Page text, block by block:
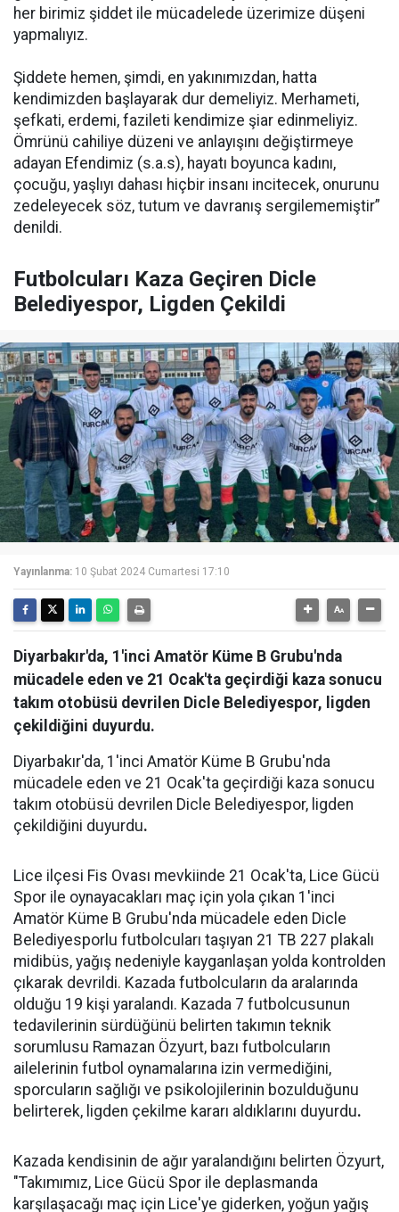
her birimiz şiddet ile mücadelede üzerimize düşeni
yapmalıyız.
Şiddete hemen, şimdi, en yakınımızdan, hatta
kendimizden başlayarak dur demeliyiz. Merhameti,
şefkati, erdemi, fazileti kendimize şiar edinmeliyiz.
Ömrünü cahiliye düzeni ve anlayışını değiştirmeye
adayan Efendimiz (s.a.s), hayatı boyunca kadını,
çocuğu, yaşlıyı dahası hiçbir insanı incitecek, onurunu
zedeleyecek söz, tutum ve davranış sergilememiştir”
denildi.
Futbolcuları Kaza Geçiren Dicle
Belediyespor, Ligden Çekildi
Yayınlanma: 10 Şubat 2024 Cumartesi 17:10
Diyarbakır'da, 1'inci Amatör Küme B Grubu'nda
mücadele eden ve 21 Ocak'ta geçirdiği kaza sonucu
takım otobüsü devrilen Dicle Belediyespor, ligden
çekildiğini duyurdu.
Diyarbakır'da, 1'inci Amatör Küme B Grubu'nda
mücadele eden ve 21 Ocak'ta geçirdiği kaza sonucu
takım otobüsü devrilen Dicle Belediyespor, ligden
çekildiğini duyurdu.
Lice ilçesi Fis Ovası mevkiinde 21 Ocak'ta, Lice Gücü
Spor ile oynayacakları maç için yola çıkan 1'inci
Amatör Küme B Grubu'nda mücadele eden Dicle
Belediyesporlu futbolcuları taşıyan 21 TB 227 plakalı
midibüs, yağış nedeniyle kayganlaşan yolda kontrolden
çıkarak devrildi. Kazada futbolcuların da aralarında
olduğu 19 kişi yaralandı. Kazada 7 futbolcusunun
tedavilerinin sürdüğünü belirten takımın teknik
sorumlusu Ramazan Özyurt, bazı futbolcuların
ailelerinin futbol oynamalarına izin vermediğini,
sporcuların sağlığı ve psikolojilerinin bozulduğunu
belirterek, ligden çekilme kararı aldıklarını duyurdu.
Kazada kendisinin de ağır yaralandığını belirten Özyurt,
"Takımımız, Lice Gücü Spor ile deplasmanda
karşılaşacağı maç için Lice'ye giderken, yoğun yağış